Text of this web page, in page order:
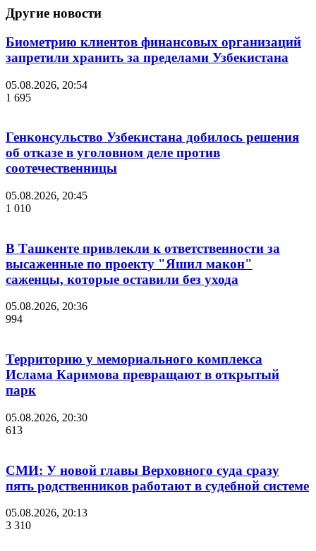
Другие новости
Биометрию клиентов финансовых организаций
запретили хранить за пределами Узбекистана
05.08.2026, 20:54
1 695
Генконсульство Узбекистана добилось решения
об отказе в уголовном деле против
соотечественницы
05.08.2026, 20:45
1 010
В Ташкенте привлекли к ответственности за
высаженные по проекту "Яшил макон"
саженцы, которые оставили без ухода
05.08.2026, 20:36
994
Территорию у мемориального комплекса
Ислама Каримова превращают в открытый
парк
05.08.2026, 20:30
613
СМИ: У новой главы Верховного суда сразу
пять родственников работают в судебной системе
05.08.2026, 20:13
3 310